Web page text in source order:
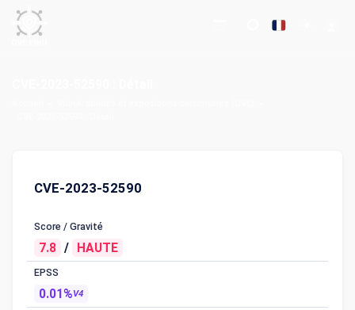
CVE-2023-52590
Score / Gravité
7.8 / HAUTE
EPSS
0.01%V4